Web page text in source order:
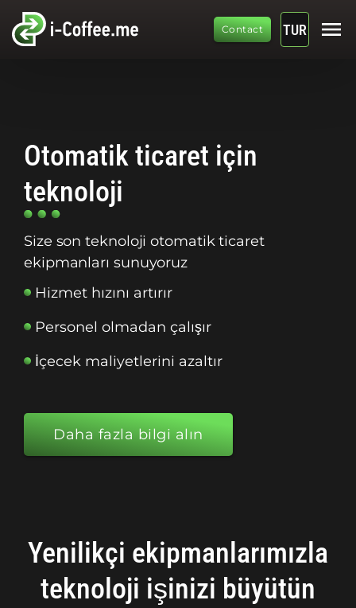
Contact TUR menu
Otomatik ticaret için
teknoloji
Size son teknoloji otomatik ticaret
ekipmanları sunuyoruz
Hizmet hızını artırır
Personel olmadan çalışır
İçecek maliyetlerini azaltır
Daha fazla bilgi alın
Yenilikçi ekipmanlarımızla
teknoloji işinizi büyütün